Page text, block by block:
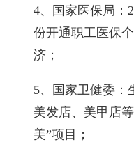
4、国家医保局：
份开通职工医保
济；
5、国家卫健委：
美发店、美甲店
美”项目；